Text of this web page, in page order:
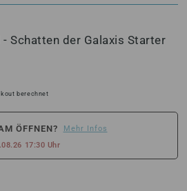
Schatten der Galaxis Starter
berechnet
ÖFFNEN?
Mehr Infos
17:30 Uhr